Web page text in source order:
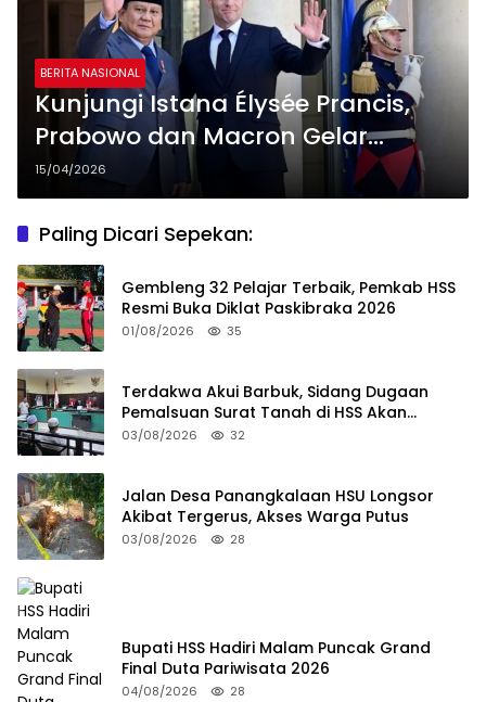
BERITA NASIONAL
Kunjungi Istana Élysée Prancis,
Prabowo dan Macron Gelar
Pertemuan Empat Mata
15/04/2026
Paling Dicari Sepekan:
Gembleng 32 Pelajar Terbaik, Pemkab HSS
Resmi Buka Diklat Paskibraka 2026
01/08/2026 35
Terdakwa Akui Barbuk, Sidang Dugaan
Pemalsuan Surat Tanah di HSS Akan
Berlanjut Tuntutan JPU
03/08/2026 32
Jalan Desa Panangkalaan HSU Longsor
Akibat Tergerus, Akses Warga Putus
03/08/2026 28
Bupati HSS Hadiri Malam Puncak Grand
Final Duta Pariwisata 2026
04/08/2026 28